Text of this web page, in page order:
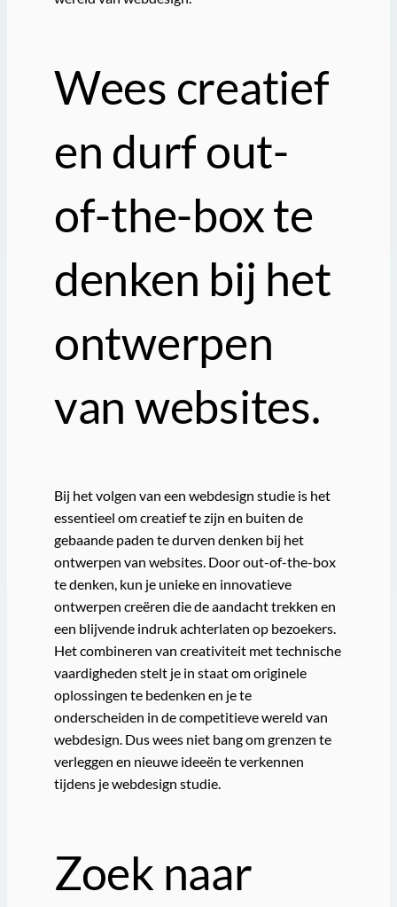
Wees creatief
en durf out-
of-the-box te
denken bij het
ontwerpen
van websites.
Bij het volgen van een webdesign studie is het
essentieel om creatief te zijn en buiten de
gebaande paden te durven denken bij het
ontwerpen van websites. Door out-of-the-box
te denken, kun je unieke en innovatieve
ontwerpen creëren die de aandacht trekken en
een blijvende indruk achterlaten op bezoekers.
Het combineren van creativiteit met technische
vaardigheden stelt je in staat om originele
oplossingen te bedenken en je te
onderscheiden in de competitieve wereld van
webdesign. Dus wees niet bang om grenzen te
verleggen en nieuwe ideeën te verkennen
tijdens je webdesign studie.
Zoek naar